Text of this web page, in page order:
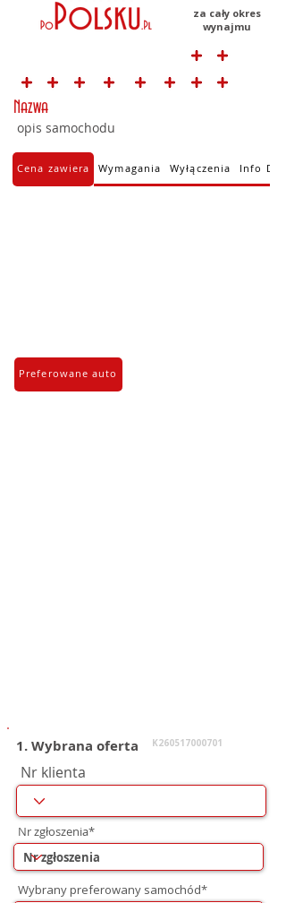
za cały okres
wynajmu
Nazwa
opis samochodu
Cena zawiera Wymagania Wyłączenia Info
Preferowane auto
1. Wybrana oferta K260517000701
Nr klienta
Nr zgłoszenia*
Wybrany preferowany samochód*